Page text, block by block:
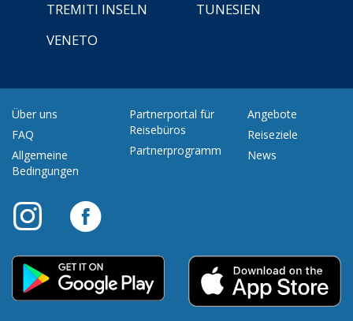
TREMITI INSELN
TUNESIEN
VENETO
Über uns
FAQ
Allgemeine
Bedingungen
Partnerportal für
Reisebüros
Partnerprogramm
Angebote
Reiseziele
News